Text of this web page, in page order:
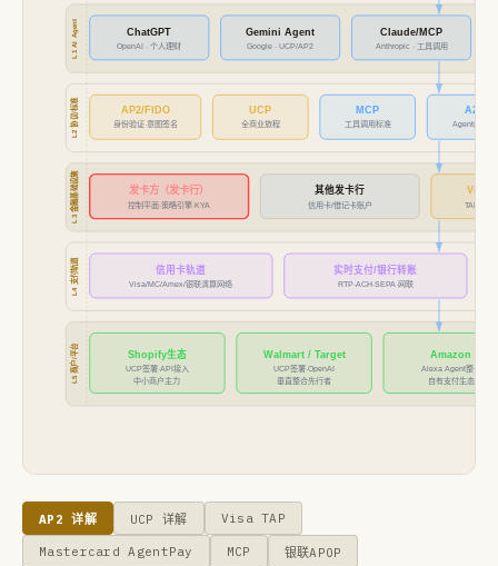
L1 AI Agent
L2 协议/标准
L3 金融基础设施
L4 支付轨道
L5 商户/平台
ChatGPT
OpenAI · 个人理财
Gemini Agent
Google · UCP/AP2
Claude/MCP
Anthropic · 工具调用
AP2/FIDO
身份验证·意图签名
UCP
全商业旅程
MCP
工具调用标准
A2A
Agent间协作
发卡方（发卡行）
控制平面·策略引擎·KYA
其他发卡行
信用卡/借记卡账户
Visa /
信用卡轨道
Visa/MC/Amex/银联清算网络
实时支付/银行转账
RTP·ACH·SEPA·网联
Shopify生态
UCP签署·API接入
中小商户主力
Walmart / Target
UCP签署·OpenAI
垂直整合先行者
Amazon
Alexa Agent整合
自有支付生态
AP2 详解 UCP 详解 Visa TAP
Mastercard AgentPay MCP 银联APOP